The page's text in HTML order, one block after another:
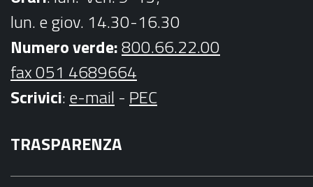
lun. e giov. 14.30-16.30
Numero verde:800.66.22.00
fax 051 4689664
Scrivici:e-mail - PEC
TRASPARENZA